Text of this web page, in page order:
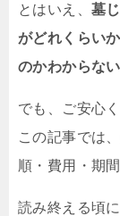
とはいえ、 墓
がどれくらい
のかわからな
でも、ご安心く
この記事では
順・費用・期
読み終える頃